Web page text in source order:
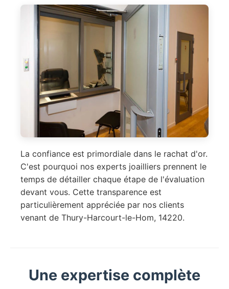
La confiance est primordiale dans le rachat d'or.
C'est pourquoi nos experts joailliers prennent le
temps de détailler chaque étape de l'évaluation
devant vous. Cette transparence est
particulièrement appréciée par nos clients
venant de Thury-Harcourt-le-Hom, 14220.
Une expertise complète